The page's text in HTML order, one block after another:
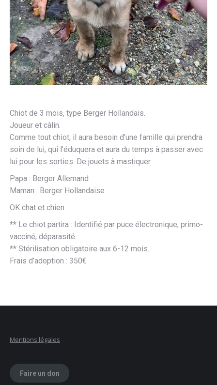
Chiot de 3 mois, type Berger Hollandais.
Joueur et câlin.
Comme tout chiot, il aura besoin d’une famille qui prendra
soin de lui, qui l’éduquera et aura du temps à passer avec
lui pour les sorties. De jouets à mastiquer.
Papa : Berger Allemand
Maman : Berger Hollandaise
OK chat et chien
** Le chiot partira : Identifié par puce électronique, primo-
vacciné, déparasité.
** Stérilisation obligatoire aux 6-12 mois.
Frais d’adoption : 350€
Mentions légales
Faire un don